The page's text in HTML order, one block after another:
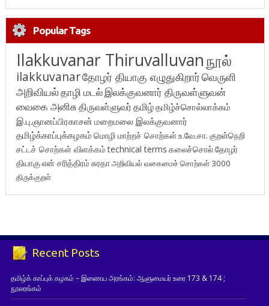
Popular Tags
Ilakkuvanar Thiruvalluvanநூல்
ilakkuvanarதோழர் தியாகு எழுதுகிறார்வெருளி
அறிவியல்தாழி மடல்இலக்குவனார் திருவள்ளுவன்
வைகை அனிசுதிருவள்ளுவர்தமிழ்தமிழ்ச்சொல்லாக்கம்
இ.பு.ஞானப்பிரகாசன் மறைமலை இலக்குவனார்
தமிழ்க்காப்புக்கழகம் மொழி மாற்றச் சொற்கள்உ.வே.சா. குறள்நெறி
சட்டச் சொற்கள் விளக்கம்technical terms கலைச்சொல்தோழர்
தியாகுஎன் சரித்திரம்சுரதாஅறிவியல் வகைமைச் சொற்கள் 3000
திருக்குறள்
Recent Posts
தமிழ்க் காப்புக் கழகம் – இணைய அரங்கம்: ஆளுமையர் உரை 173 & 174 ;
நூலரங்கம்